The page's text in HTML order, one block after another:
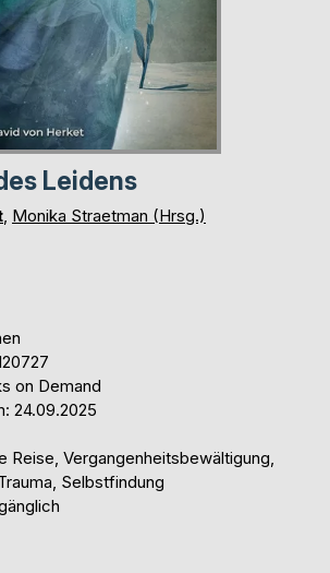
Leidens
, Monika Straetman (Hrsg.)
on Demand
24.09.2025
Reise, Vergangenheitsbewältigung,
Selbstfindung